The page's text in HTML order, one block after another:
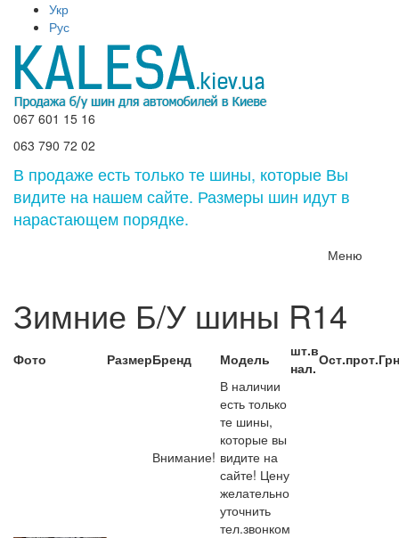
Укр
Рус
067 601 15 16
063 790 72 02
В продаже есть только те шины, которые Вы
видите на нашем сайте. Размеры шин идут в
нарастающем порядке.
Меню
Зимние Б/У шины R14
Фото РазмерБренд Модель
шт.в
нал. Ост.прот.
Внимание!
В наличии
есть только
те шины,
которые вы
видите на
сайте! Цену
желательно
уточнить
тел.звонком